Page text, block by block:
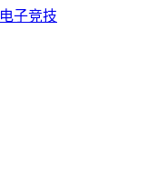
电子竞技